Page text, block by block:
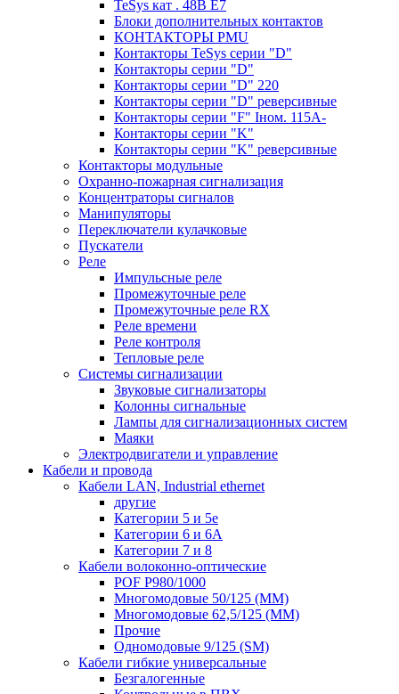
TeSys кат . 48В E7
Блоки дополнительных контактов
КОНТАКТОРЫ PMU
Контакторы TeSys серии "D"
Контакторы серии "D"
Контакторы серии "D" 220
Контакторы серии "D" реверсивные
Контакторы серии "F" Iном. 115А-
Контакторы серии "K"
Контакторы серии "K" реверсивные
Контакторы модульные
Охранно-пожарная сигнализация
Концентраторы сигналов
Манипуляторы
Переключатели кулачковые
Пускатели
Реле
Импульсные реле
Промежуточные реле
Промежуточные реле RX
Реле времени
Реле контроля
Тепловые реле
Системы сигнализации
Звуковые сигнализаторы
Колонны сигнальные
Лампы для сигнализационных систем
Маяки
Электродвигатели и управление
Кабели и провода
Кабели LAN, Industrial ethernet
другие
Категории 5 и 5е
Категории 6 и 6A
Категории 7 и 8
Кабели волоконно-оптические
POF P980/1000
Многомодовые 50/125 (ММ)
Многомодовые 62,5/125 (ММ)
Прочие
Одномодовые 9/125 (SM)
Кабели гибкие универсальные
Безгалогенные